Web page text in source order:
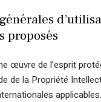
proposés
œuvre de l’esprit
de la Propriété